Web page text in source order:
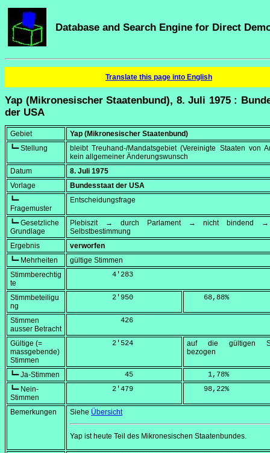
Database and Search Engine for Direct
Translate this page into English
Yap (Mikronesischer Staatenbund), 8. Juli 1975 :
der USA
Gebiet
Yap (Mikronesischer Staatenbund)
┗━ Stellung
bleibt Treuhand-/Mandatsgebiet (Vereinigte Staaten von
kein allgemeiner Änderungswunsch
Datum
8. Juli 1975
Vorlage
Bundesstaat der USA
┗━
Fragemuster
Entscheidungsfrage
┗━ Gesetzliche
Grundlage
Plebiszit → durch Parlament → nicht bindend →
Selbstbestimmung
Ergebnis
verworfen
┗━ Mehrheiten
gültige Stimmen
Stimmberechtig
te
          4'283
Stimmbeteiligu
ng
          2'950
    68,88
%
Stimmen
ausser Betracht
            426
Gültige (=
massgebende)
Stimmen
          2'524
auf die gültigen
bezogen
┗━ Ja-Stimmen
             45
     1,78
%
┗━ Nein-
Stimmen
          2'479
    98,22
%
Bemerkungen Siehe Übersicht
Yap ist heute Teil des Mikronesischen Staatenbundes.